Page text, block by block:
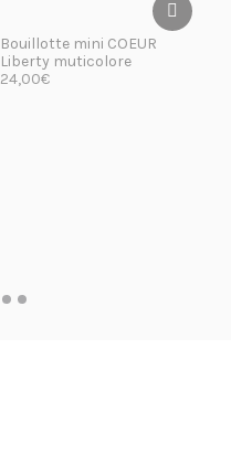
Bouillotte mini COEUR
Liberty muticolore
24,00€